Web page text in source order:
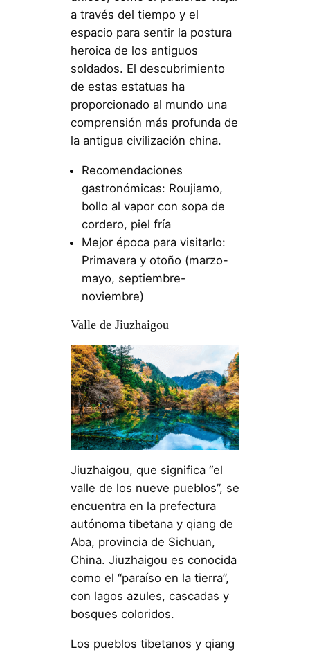
a través del tiempo y el
espacio para sentir la postura
heroica de los antiguos
soldados. El descubrimiento
de estas estatuas ha
proporcionado al mundo una
comprensión más profunda de
la antigua civilización china.
Recomendaciones
gastronómicas: Roujiamo,
bollo al vapor con sopa de
cordero, piel fría
Mejor época para visitarlo:
Primavera y otoño (marzo-
mayo, septiembre-
noviembre)
Valle de Jiuzhaigou
Jiuzhaigou, que significa “el
valle de los nueve pueblos”, se
encuentra en la prefectura
autónoma tibetana y qiang de
Aba, provincia de Sichuan,
China. Jiuzhaigou es conocida
como el “paraíso en la tierra”,
con lagos azules, cascadas y
bosques coloridos.
Los pueblos tibetanos y qiang